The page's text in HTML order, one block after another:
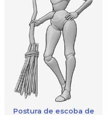
Postura de escoba de